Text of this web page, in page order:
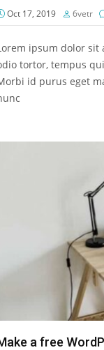
Oct 17, 2019 6vetr
ipsum dolor sit
tortor, tempus
id purus eget
a free